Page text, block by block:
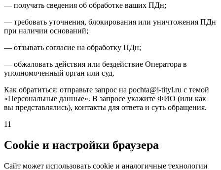
— получать сведения об обработке ваших ПДн;
— требовать уточнения, блокирования или уничтожения ПДн
при наличии оснований;
— отзывать согласие на обработку ПДн;
— обжаловать действия или бездействие Оператора в
уполномоченный орган или суд.
Как обратиться: отправьте запрос на pochta@i-tityl.ru с темой
«Персональные данные». В запросе укажите ФИО (или как
вы представлялись), контакты для ответа и суть обращения.
11
Cookie и настройки браузера
Сайт может использовать cookie и аналогичные технологии